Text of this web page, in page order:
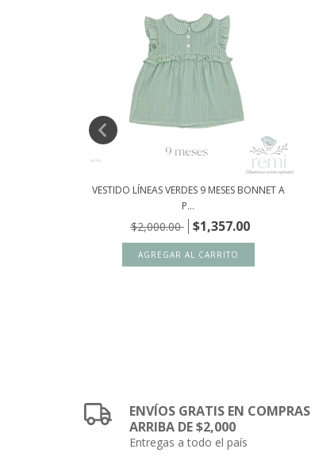
VESTIDO LÍNEAS VERDES 9 MESES BONNET A
P...
$2,000.00 $1,357.00
ENVÍOS GRATIS EN COMPRAS
ARRIBA DE $2,000
Entregas a todo el país